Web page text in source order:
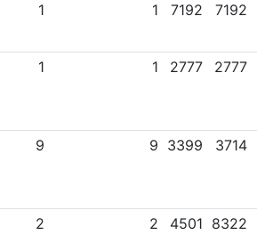
1 1 7192 7192
1 1 2777 2777
9 9 3399 3714
2 2 4501 8322